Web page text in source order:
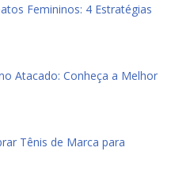
Femininos: 4 Estratégias
Atacado: Conheça a Melhor
Tênis de Marca para